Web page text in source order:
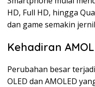
HD, Full HD, hingga
dan game semakin
Kehadiran
Perubahan besar
OLED dan AMOLED